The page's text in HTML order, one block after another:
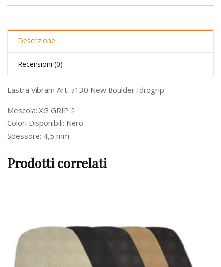
Descrizione
Recensioni (0)
Lastra Vibram Art. 7130 New Boulder Idrogrip
Mescola: XG GRIP 2
Colori Disponibili: Nero
Spessore: 4,5 mm
Prodotti correlati